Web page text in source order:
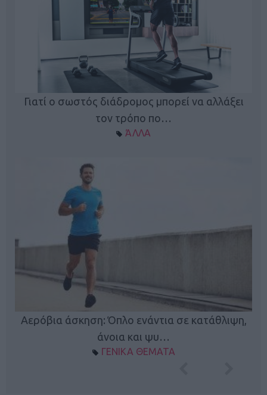
Γιατί ο σωστός διάδρομος μπορεί να αλλάξει
τον τρόπο πο…
ΆΛΛΑ
Αερόβια άσκηση: Όπλο ενάντια σε κατάθλιψη,
άνοια και ψυ…
ΓΕΝΙΚΑ ΘΕΜΑΤΑ